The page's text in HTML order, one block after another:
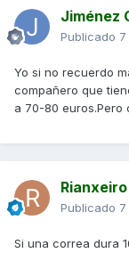
Jiménez
Publicado 7
Yo si no recuerdo
compañero que
a 70-80 euros.Pero
Rianxeiro
Publicado 7
Si una correa dura